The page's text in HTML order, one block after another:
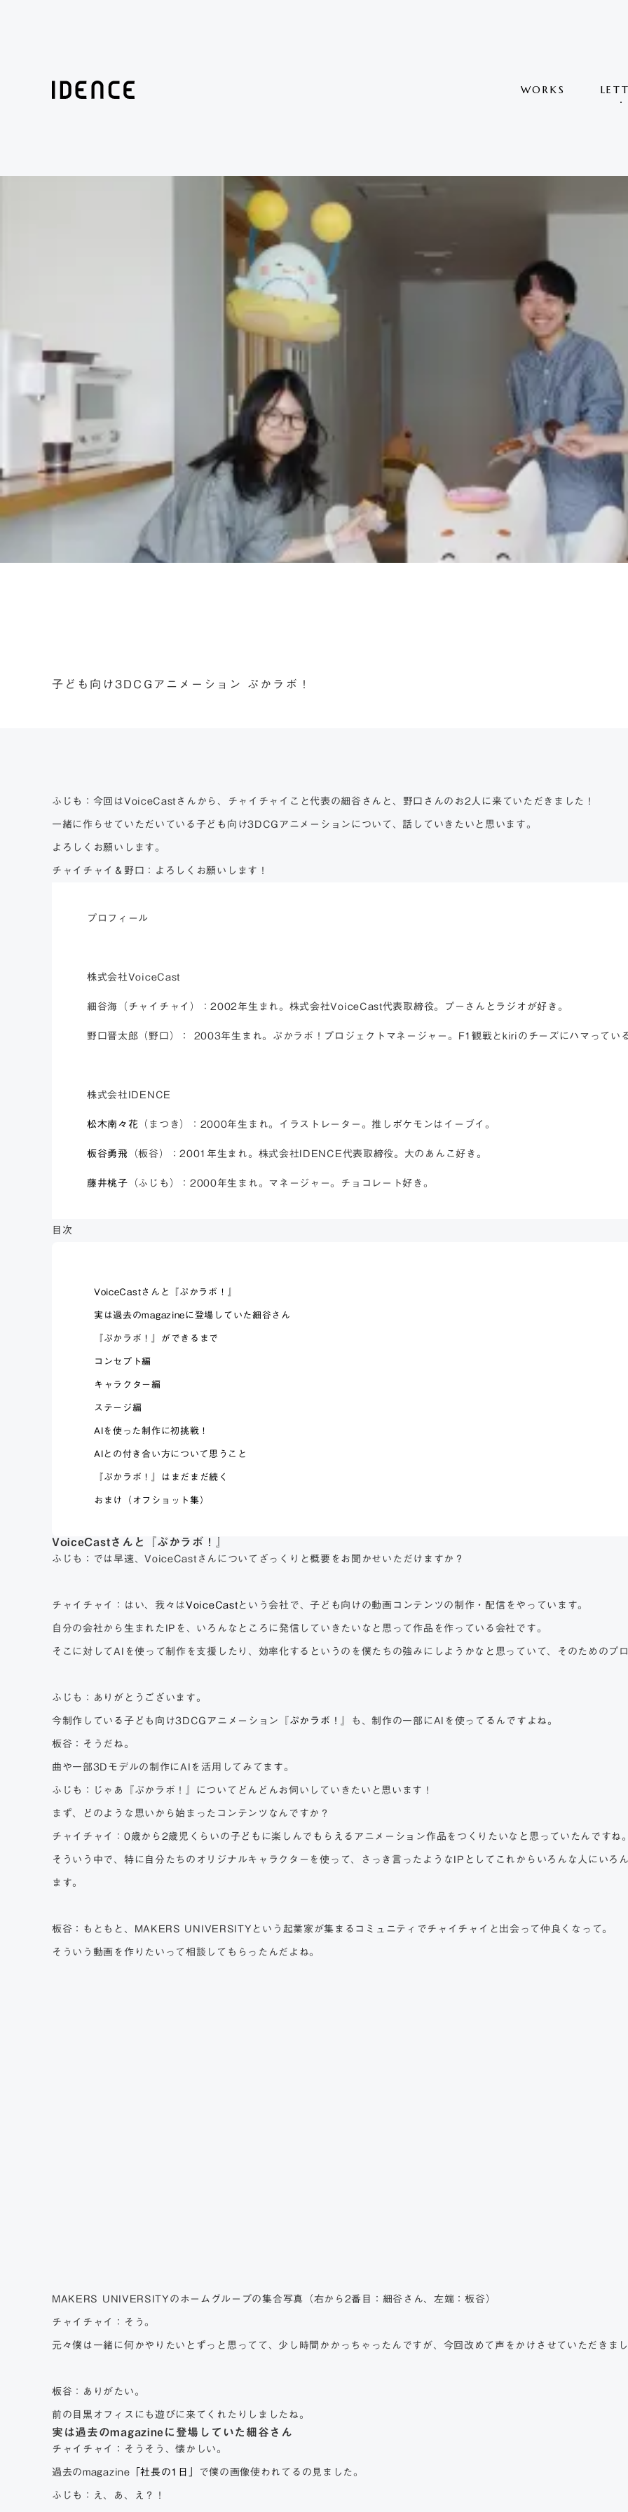
WORKS
子ども向け3DCGアニメーション ぷかラボ！
ふじも：今回はVoiceCastさんから、チャイチャイこと代表の細谷さんと、野口さんのお2人に来ていただきました！
一緒に作らせていただいている子ども向け3DCGアニメーションについて、話していきたいと思います。
よろしくお願いします。
チャイチャイ＆野口：よろしくお願いします！
プロフィール
株式会社VoiceCast
細谷海（チャイチャイ）：2002年生まれ。株式会社VoiceCast代表取締役。プーさんとラジオが好き。
野口晋太郎（野口）： 2003年生まれ。ぷかラボ！プロジェクトマネージャー。F1観戦とkiriのチーズにハマってい
株式会社IDENCE
松木南々花 （まつき）：2000年生まれ。イラストレーター。推しポケモンはイーブイ。
板谷勇飛 （板谷）：2001年生まれ。株式会社IDENCE代表取締役。大のあんこ好き。
藤井桃子 （ふじも）：2000年生まれ。マネージャー。チョコレート好き。
目次
VoiceCastさんと『ぷかラボ！』
実は過去のmagazineに登場していた細谷さん
『ぷかラボ！』ができるまで
コンセプト編
キャラクター編
ステージ編
AIを使った制作に初挑戦！
AIとの付き合い方について思うこと
『ぷかラボ！』はまだまだ続く
おまけ（オフショット集）
VoiceCastさんと『ぷかラボ！』
ふじも：では早速、VoiceCastさんについてざっくりと概要をお聞かせいただけますか？
チャイチャイ：はい、我々はVoiceCastという会社で、子ども向けの動画コンテンツの制作・配信をやっています。
自分の会社から生まれたIPを、いろんなところに発信していきたいなと思って作品を作っている会社です。
そこに対してAIを使って制作を支援したり、効率化するというのを僕たちの強みにしようかなと思っていて、そのための
ふじも：ありがとうございます。
今制作している子ども向け3DCGアニメーション『ぷかラボ！』も、制作の一部にAIを使ってるんですよね。
板谷：そうだね。
曲や一部3Dモデルの制作にAIを活用してみてます。
ふじも：じゃあ『ぷかラボ！』についてどんどんお伺いしていきたいと思います！
まず、どのような思いから始まったコンテンツなんですか？
チャイチャイ：0歳から2歳児くらいの子どもに楽しんでもらえるアニメーション作品をつくりたいなと思っていたんですね
そういう中で、特に自分たちのオリジナルキャラクターを使って、さっき言ったようなIPとしてこれからいろんな人にい
ます。
板谷：もともと、MAKERS UNIVERSITYという起業家が集まるコミュニティでチャイチャイと出会って仲良くなって。
そういう動画を作りたいって相談してもらったんだよね。
MAKERS UNIVERSITYのホームグループの集合写真（右から2番目：細谷さん、左端：板谷）
チャイチャイ：そう。
元々僕は一緒に何かやりたいとずっと思ってて、少し時間かかっちゃったんですが、今回改めて声をかけさせていただきま
板谷：ありがたい。
前の目黒オフィスにも遊びに来てくれたりしましたね。
実は過去のmagazineに登場していた細谷さん
チャイチャイ：そうそう、懐かしい。
過去のmagazine 「社長の1日」 で僕の画像使われてるの見ました。
ふじも：え、あ、え？！